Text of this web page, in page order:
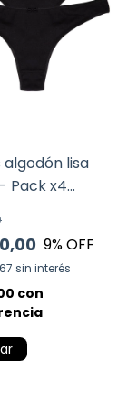
algodón lisa
Pack x4
9% OFF
sin interés
con